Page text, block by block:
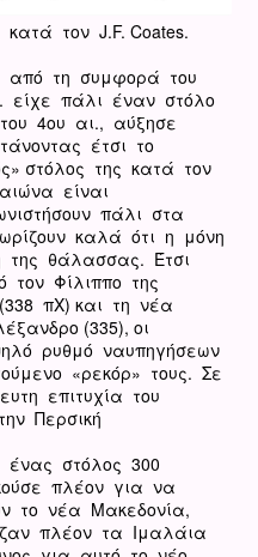
τον J.F. Coates.
από τη συμφορά του
είχε πάλι έναν στόλο
4ου αι., αύξησε
έτσι το
στόλος της κατά τον
είναι
πάλι στα
καλά ότι η μόνη
της θάλασσας. Έτσι
τον Φίλιππο της
πΧ) και τη νέα
(335), οι
ρυθμό ναυπηγήσεων
«ρεκόρ» τους. Σε
επιτυχία του
Περσική
ένας στόλος 300
πλέον για να
το νέα Μακεδονία,
πλέον τα Ιμαλάια